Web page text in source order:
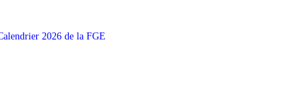
2026 de la FGE